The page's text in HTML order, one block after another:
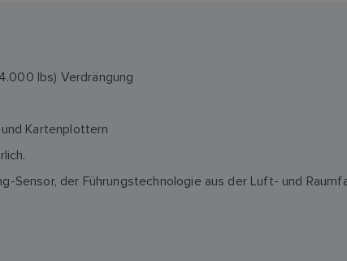
lbs) Verdrängung
Kartenplottern
Sensor, der Führungstechnologie aus der Luft- und